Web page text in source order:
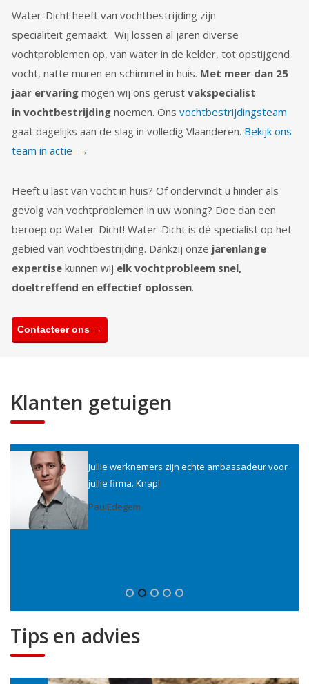
Water-Dicht heeft van vochtbestrijding zijn
specialiteit gemaakt. Wij lossen al jaren diverse
vochtproblemen op, van water in de kelder, tot opstijgend
vocht, natte muren en schimmel in huis. Met meer dan 25
jaar ervaring mogen wij ons gerust vakspecialist
in vochtbestrijding noemen. Ons vochtbestrijdingsteam
gaat dagelijks aan de slag in volledig Vlaanderen. Bekijk ons
team in actie →
Heeft u last van vocht in huis? Of ondervindt u hinder als
gevolg van vochtproblemen in uw woning? Doe dan een
beroep op Water-Dicht! Water-Dicht is dé specialist op het
gebied van vochtbestrijding. Dankzij onze jarenlange
expertise kunnen wij elk vochtprobleem snel,
doeltreffend en effectief oplossen.
Contacteer ons →
Klanten getuigen
Jullie werknemers zijn echte ambassadeur voor
jullie firma. Knap!
PaulEdegem
Tips en advies